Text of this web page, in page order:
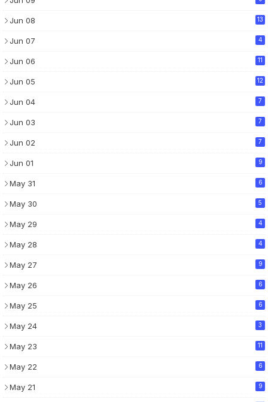
Jun 08 13
Jun 07 4
Jun 06 11
Jun 05 12
Jun 04 7
Jun 03 7
Jun 02 7
Jun 01 9
May 31 6
May 30 5
May 29 4
May 28 4
May 27 9
May 26 6
May 25 6
May 24 3
May 23 11
May 22 6
May 21 9